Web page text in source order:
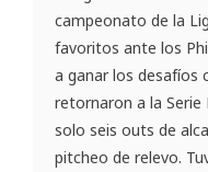
campeonato de la
favoritos ante los
a ganar los desafíos
retornaron a la Serie
solo seis outs de
pitcheo de relevo.